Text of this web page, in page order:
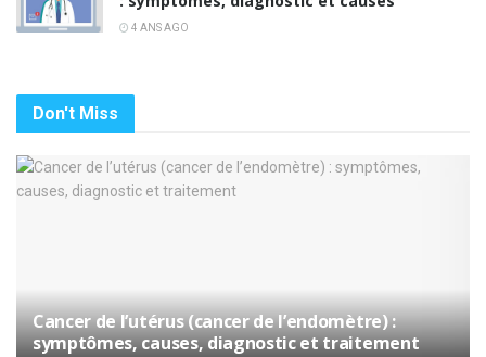
4 ANS AGO
Don't Miss
Cancer de l’utérus (cancer de l’endomètre) :
symptômes, causes, diagnostic et traitement